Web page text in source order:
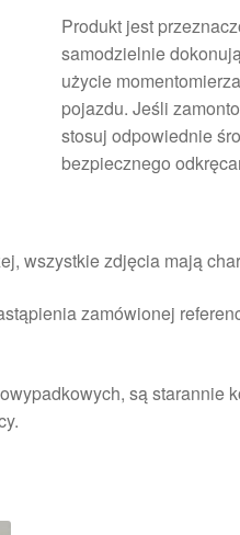
Produkt jest
samodzielnie
użycie
pojazdu. Jeśli
stosuj odpowiednie
bezpiecznego
wszystkie zdjęcia mają
zamówionej
są starannie